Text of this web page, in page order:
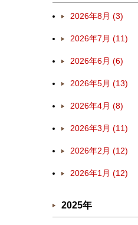
2026年8月 (3)
2026年7月 (11)
2026年6月 (6)
2026年5月 (13)
2026年4月 (8)
2026年3月 (11)
2026年2月 (12)
2026年1月 (12)
2025年